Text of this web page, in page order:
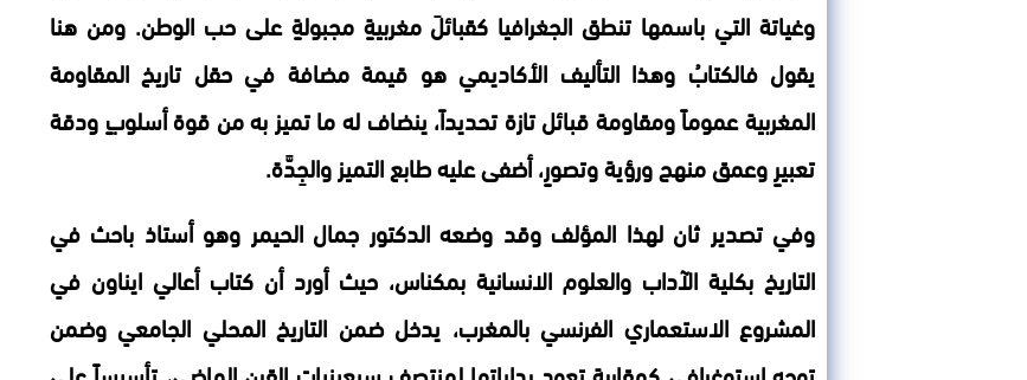
وغياتة التي باسمها تنطق الجغرافيا كقبائلَ مغربيةٍ مجبولةٍ على حب الوطن. ومن هنا
يقول فالكتابُ وهذا التأليف الأكاديمي هو قيمة مضافة في حقل تاريخ المقاومة
المغربية عموماً ومقاومة قبائل تازة تحديداً، ينضاف له ما تميز به من قوة أسلوبٍ ودقة
تعبيرٍ وعمق منهج ورؤية وتصورٍ، أضفى عليه طابع التميز والجِدَّة.
وفي تصدير ثان لهذا المؤلف وقد وضعه الدكتور جمال الحيمر وهو أستاذ باحث في
التاريخ بكلية الآداب والعلوم الانسانية بمكناس، حيث أورد أن كتاب أعالي ايناون في
المشروع الاستعماري الفرنسي بالمغرب، يدخل ضمن التاريخ المحلي الجامعي وضمن